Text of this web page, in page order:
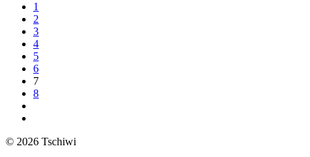
1
2
3
4
5
6
7
8
© 2026 Tschiwi